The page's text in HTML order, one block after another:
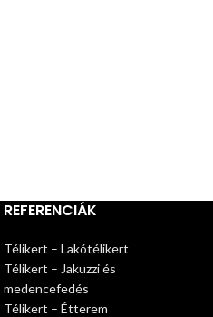
REFERENCIÁK
Télikert – Lakótélikert
Télikert – Jakuzzi és
medencefedés
Télikert – Étterem